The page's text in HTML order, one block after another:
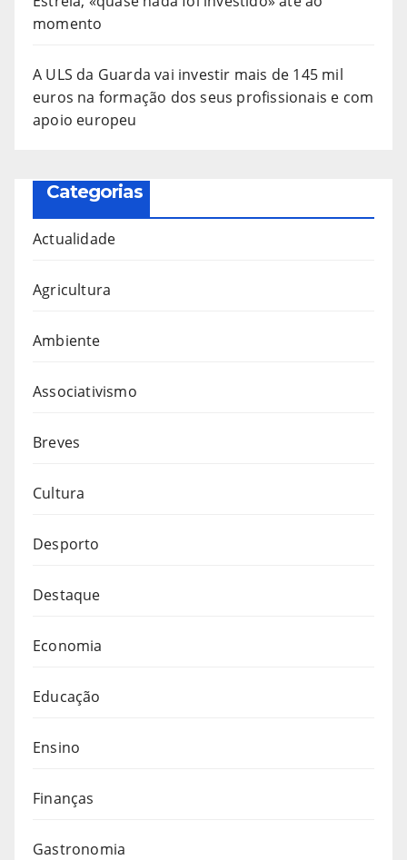
momento
A ULS da Guarda vai investir mais de 145 mil
euros na formação dos seus profissionais e com
apoio europeu
Categorias
Actualidade
Agricultura
Ambiente
Associativismo
Breves
Cultura
Desporto
Destaque
Economia
Educação
Ensino
Finanças
Gastronomia